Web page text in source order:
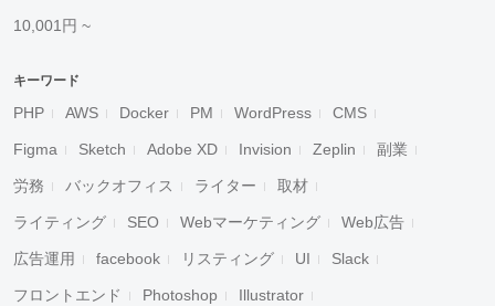
10,001円 ~
キーワード
PHP AWS Docker PM WordPress CMS
Figma Sketch Adobe XD Invision Zeplin 副業
労務 バックオフィス ライター 取材
ライティング SEO Webマーケティング Web広告
広告運用 facebook リスティング UI Slack
フロントエンド Photoshop Illustrator